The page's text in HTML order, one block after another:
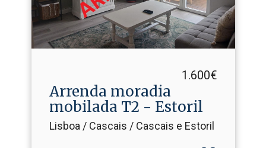
1.600€
Arrenda moradia
mobilada T2 - Estoril
Lisboa / Cascais / Cascais e Estoril